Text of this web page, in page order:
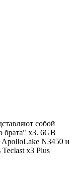
собой
брата" x3. 6GB
N3450 и
x3 Plus